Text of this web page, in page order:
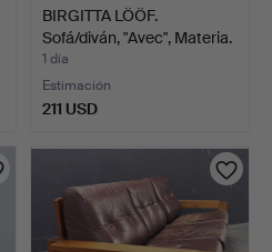
BIRGITTA LÖÖF.
Sofá/diván, "Avec", Materia.
1 día
Estimación
211 USD